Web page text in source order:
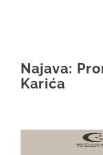
Najava:
Karića